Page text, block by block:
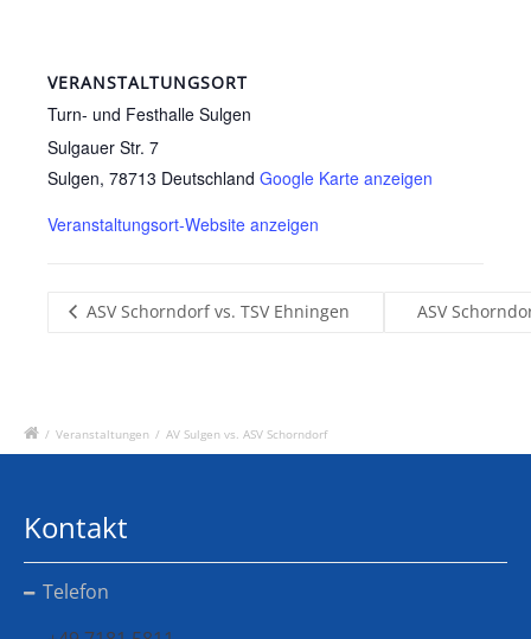
VERANSTALTUNGSORT
Turn- und Festhalle Sulgen
Sulgauer Str. 7
Sulgen, 78713 Deutschland Google Karte anzeigen
Veranstaltungsort-Website anzeigen
ASV Schorndorf vs. TSV Ehningen ASV
/ Veranstaltungen / AV Sulgen vs. ASV Schorndorf
Kontakt
Telefon